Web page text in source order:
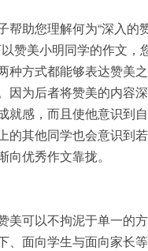
帮助您理解何为“深入的
赞美小明同学的作文，
种方式都能够表达赞美
因为后者将赞美的内容
就感，而且使他意识到
的其他同学也会意识到
优秀作文靠拢。
美可以不拘泥于单一的
、面向学生与面向家长